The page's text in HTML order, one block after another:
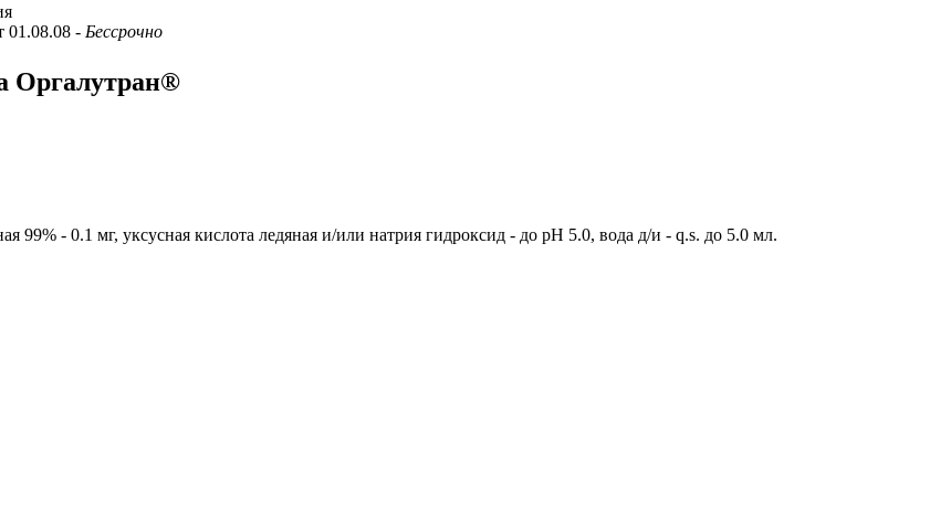
01.08.08 - Бессрочно
Оргалутран®
99% - 0.1 мг, уксусная кислота ледяная и/или натрия гидроксид - до pH 5.0, вода д/и - q.s. до 5.0 мл.